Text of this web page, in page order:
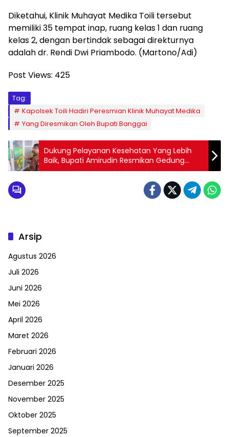
Diketahui, Klinik Muhayat Medika Toili tersebut
memiliki 35 tempat inap, ruang kelas 1 dan ruang
kelas 2, dengan bertindak sebagai direkturnya
adalah dr. Rendi Dwi Priambodo. (Martono/Adi)
Post Views: 425
Tag:
Kapolsek Toili Hadiri Peresmian Klinik Muhayat Medika
Yang Diresmikan Oleh Bupati Banggai
Dukung Pelayanan Kesehatan Yang Lebih
Baik, Bupati Amirudin Resmikan Gedung
Rawat Inap Klinik Muhayat Medika di
Arsip
Agustus 2026
Juli 2026
Juni 2026
Mei 2026
April 2026
Maret 2026
Februari 2026
Januari 2026
Desember 2025
November 2025
Oktober 2025
September 2025